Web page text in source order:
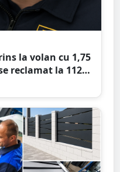
la volan cu 1,75
reclamat la 112